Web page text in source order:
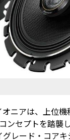
ニアは、上位機
ンセプトを踏襲
レード・コア